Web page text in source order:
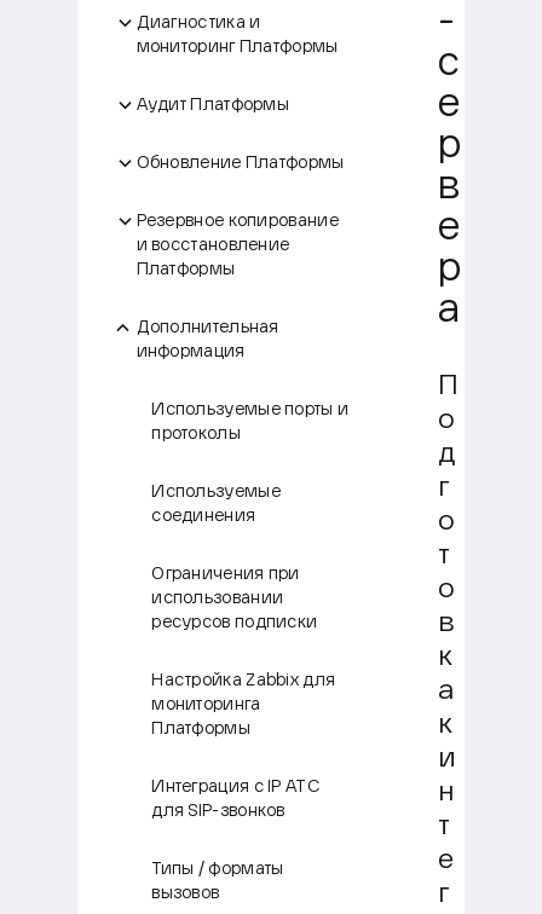
Диагностика и
мониторинг Платформы
Аудит Платформы
Обновление Платформы
Резервное копирование
и восстановление
Платформы
Дополнительная
информация
Используемые порты и
протоколы
Используемые
соединения
Ограничения при
использовании
ресурсов подписки
Настройка Zabbix для
мониторинга
Платформы
Интеграция с IP АТС
для SIP-звонков
Типы / форматы
вызовов
-
с
е
р
в
е
р
а
о
д
г
о
т
о
в
к
а
к
и
н
т
е
г